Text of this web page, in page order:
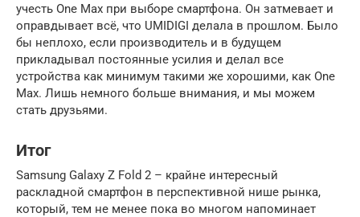
учесть One Max при выборе смартфона. Он затмевает и
оправдывает всё, что UMIDIGI делала в прошлом. Было
бы неплохо, если производитель и в будущем
прикладывал постоянные усилия и делал все
устройства как минимум такими же хорошими, как One
Max. Лишь немного больше внимания, и мы можем
стать друзьями.
Итог
Samsung Galaxy Z Fold 2 – крайне интересный
раскладной смартфон в перспективной нише рынка,
который, тем не менее пока во многом напоминает